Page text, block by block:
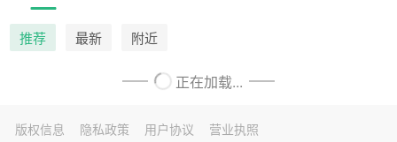
推荐 最新 附近
正在加载...
版权信息 隐私政策 用户协议 营业执照